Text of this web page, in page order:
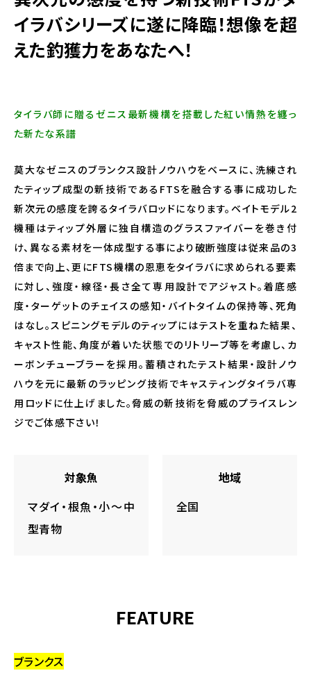
イラバシリーズに遂に降臨！想像を超
えた釣獲力をあなたへ！
タイラバ師に贈るゼニス最新機構を搭載した紅い情熱を纏っ
た新たな系譜
莫大なゼニスのブランクス設計ノウハウをベースに、洗練され
たティップ成型の新技術であるFTSを融合する事に成功した
新次元の感度を誇るタイラバロッドになります。ベイトモデル2
機種はティップ外層に独自構造のグラスファイバーを巻き付
け、異なる素材を一体成型する事により破断強度は従来品の3
倍まで向上、更にFTS機構の恩恵をタイラバに求められる要素
に対し、強度・線径・長さ全て専用設計でアジャスト。着底感
度・ターゲットのチェイスの感知・バイトタイムの保持等、死角
はなし。スピニングモデルのティップにはテストを重ねた結果、
キャスト性能、角度が着いた状態でのリトリーブ等を考慮し、カ
ーボンチューブラーを採用。蓄積されたテスト結果・設計ノウ
ハウを元に最新のラッピング技術でキャスティングタイラバ専
用ロッドに仕上げました。脅威の新技術を脅威のプライスレン
ジでご体感下さい！
対象魚
マダイ・根魚・小～中
型青物
地域
全国
FEATURE
ブランクス